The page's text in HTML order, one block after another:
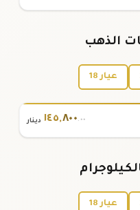
الذهب
عيار 18
١٤٥,٨٠٠.٠٠ دينار
عيار 18